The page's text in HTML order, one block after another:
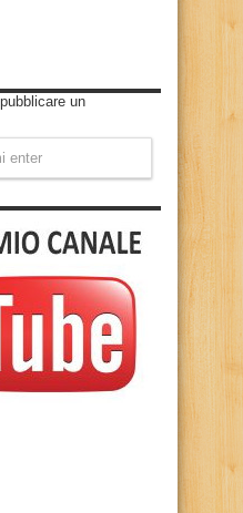
un